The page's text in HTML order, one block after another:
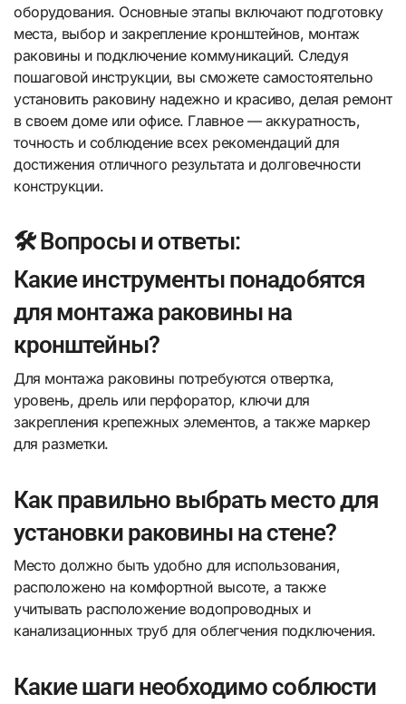
оборудования. Основные этапы включают подготовку
места, выбор и закрепление кронштейнов, монтаж
раковины и подключение коммуникаций. Следуя
пошаговой инструкции, вы сможете самостоятельно
установить раковину надежно и красиво, делая ремонт
в своем доме или офисе. Главное — аккуратность,
точность и соблюдение всех рекомендаций для
достижения отличного результата и долговечности
конструкции.
🛠️ Вопросы и ответы:
Какие инструменты понадобятся
для монтажа раковины на
кронштейны?
Для монтажа раковины потребуются отвертка,
уровень, дрель или перфоратор, ключи для
закрепления крепежных элементов, а также маркер
для разметки.
Как правильно выбрать место для
установки раковины на стене?
Место должно быть удобно для использования,
расположено на комфортной высоте, а также
учитывать расположение водопроводных и
канализационных труб для облегчения подключения.
Какие шаги необходимо соблюсти